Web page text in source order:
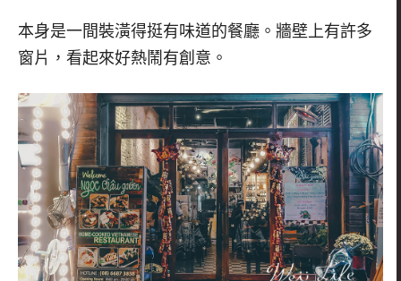
本身是一間裝潢得挺有味道的餐廳。牆壁上有許多
窗片，看起來好熱鬧有創意。